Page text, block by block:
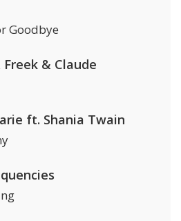
Goodbye
Freek & Claude
ft. Shania Twain